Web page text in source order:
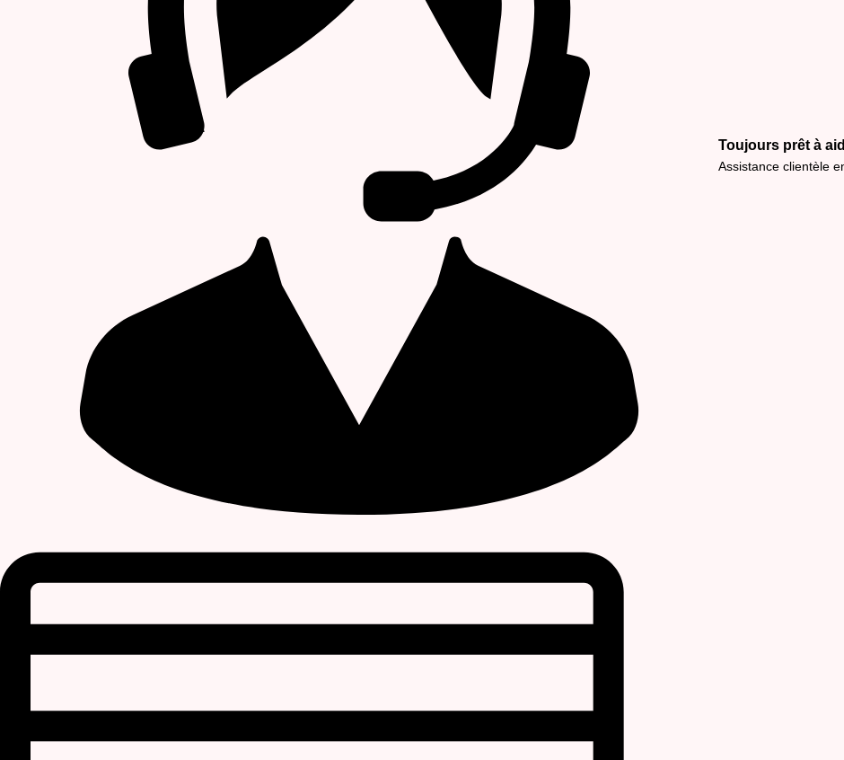
Toujours prêt à
Assistance clientèle